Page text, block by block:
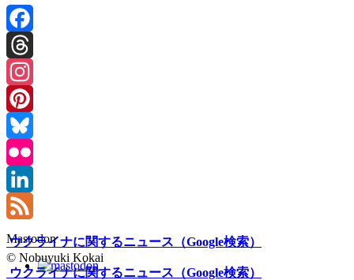
Facebook
Threads
Instagram
Pinterest
Bluesky
Flickr
LinkedIn
Feed
Mastodon
ウクライナに関するニュース（Google検索）
© Nobuyuki Kokai
ウクライナに関するニュース（Google検索）